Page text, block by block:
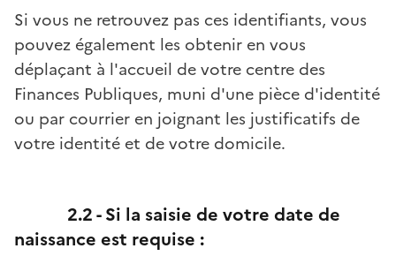
Si vous ne retrouvez pas ces identifiants, vous
pouvez également les obtenir en vous
déplaçant à l'accueil de votre centre des
Finances Publiques, muni d'une pièce d'identité
ou par courrier en joignant les justificatifs de
votre identité et de votre domicile.
2.2 - Si la saisie de votre date de
naissance est requise :